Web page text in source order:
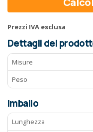
Prezzi IVA esclusa
Dettagli del
Misure
Peso
Imballo
Lunghezza